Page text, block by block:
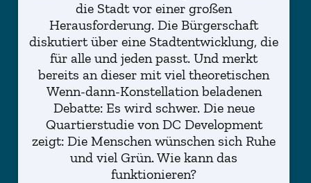
die Stadt vor einer großen
Herausforderung. Die Bürgerschaft
diskutiert über eine Stadtentwicklung, die
für alle und jeden passt. Und merkt
bereits an dieser mit viel theoretischen
Wenn-dann-Konstellation beladenen
Debatte: Es wird schwer. Die neue
Quartierstudie von DC Development
zeigt: Die Menschen wünschen sich Ruhe
und viel Grün. Wie kann das
funktionieren?